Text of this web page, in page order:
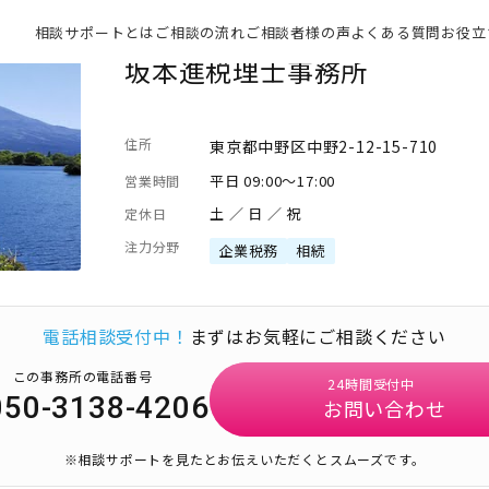
相談サポートとは ご相談の流れご相談者様の声よくある質問お役
坂本進税理士事務所
住所 東京都中野区中野2-12-15-710
営業時間 平日 09:00～17:00
定休日 土 ／ 日 ／ 祝
注力分野 企業税務 相続
電話相談受付中！ まずはお気軽にご相談ください
この事務所の電話番号
3138-4206
24時間受付中
お問い合わせ
※相談サポートを見たとお伝えいただくとスムーズです。